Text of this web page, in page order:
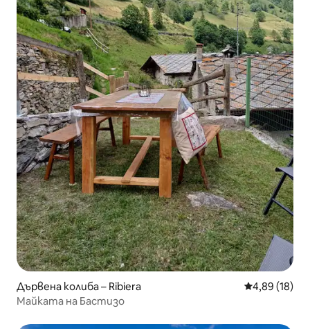
Дървена колиба – Ribiera Средна
4,89 (18)
Майката на Бастизо